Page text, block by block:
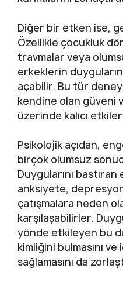
Diğer bir etken ise,
Özellikle çocukluk
travmalar veya
erkeklerin
açabilir. Bu tür
kendine olan güveni
üzerinde kalıcı
Psikolojik açıdan,
birçok olumsuz
Duygularını
anksiyete,
çatışmalara neden
karşılaşabilirler.
yönde etkileyen bu
kimliğini bulmasını
sağlamasını da